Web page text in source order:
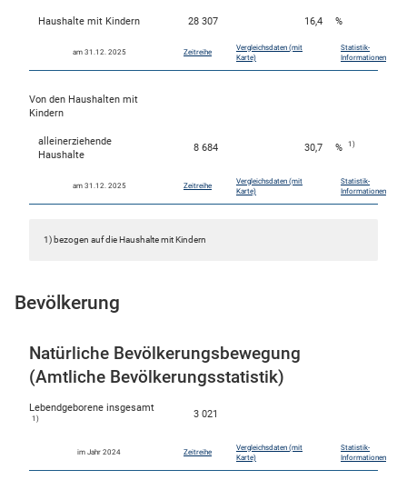
Haushalte mit Kindern 28 307 16,4 %
am 31.12. 2025 Zeitreihe
Vergleichsdaten (mit
Karte)
Statistik-
Informationen
Von den Haushalten mit
Kindern
alleinerziehende
Haushalte
8 684 30,7 % 1)
am 31.12. 2025 Zeitreihe
Vergleichsdaten (mit
Karte)
Statistik-
Informationen
1) bezogen auf die Haushalte mit Kindern
Bevölkerung
Natürliche Bevölkerungsbewegung
(Amtliche Bevölkerungsstatistik)
Lebendgeborene insgesamt
1) 3 021
im Jahr 2024 Zeitreihe
Vergleichsdaten (mit
Karte)
Statistik-
Informationen